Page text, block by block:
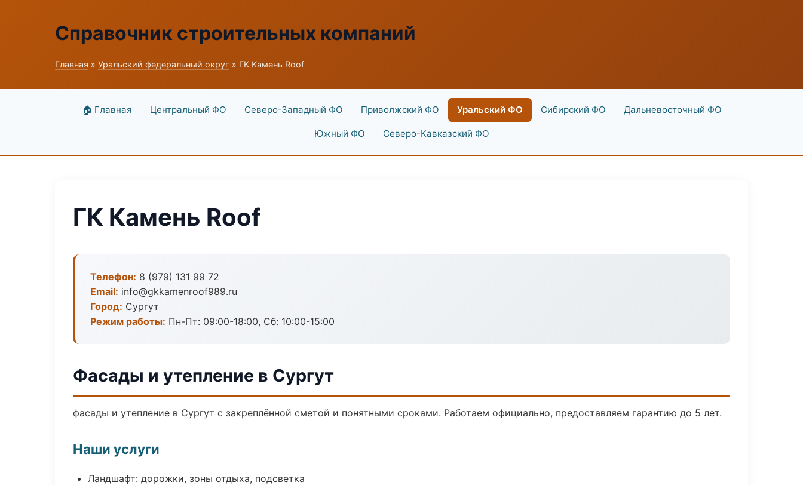
Справочник строительных компаний
Главная » Уральский федеральный округ » ГК Камень Roof
🏠 Главная Центральный ФО Северо-Западный ФО Приволжский ФО Уральский ФО Сибирский ФО Дальневосточный ФО
Южный ФО Северо-Кавказский ФО
ГК Камень Roof
Телефон: 8 (979) 131 99 72
Email: info@gkkamenroof989.ru
Город: Сургут
Режим работы: Пн-Пт: 09:00-18:00, Сб: 10:00-15:00
Фасады и утепление в Сургут
фасады и утепление в Сургут с закреплённой сметой и понятными сроками. Работаем официально, предоставляем гарантию до 5 лет.
Наши услуги
Ландшафт: дорожки, зоны отдыха, подсветка